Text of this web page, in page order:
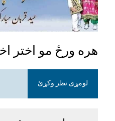
هره ورځ مو اختر
لومړی نظر وکړئ